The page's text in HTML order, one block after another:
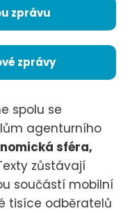
zprávu
zprávy
spolu se
agenturního
sféra,
zůstávají
součástí mobilní
tisíce odběratelů